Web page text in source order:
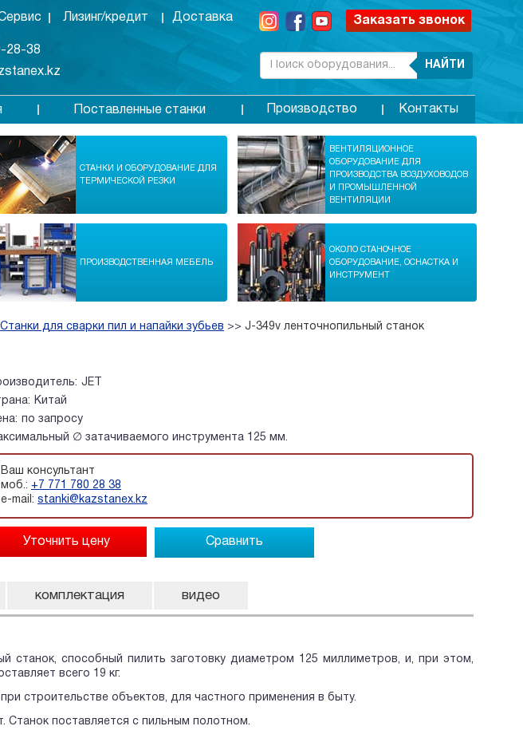
Лизинг/кредит Доставка
28-38
Заказать звонок
НАЙТИ
Поставленные станки Производство Контакты
СТАНКИ И ОБОРУДОВАНИЕ ДЛЯ
ТЕРМИЧЕСКОЙ РЕЗКИ
ВЕНТИЛЯЦИОННОЕ
ОБОРУДОВАНИЕ ДЛЯ
ПРОИЗВОДСТВА ВОЗДУХОВОДОВ
И ПРОМЫШЛЕННОЙ
ВЕНТИЛЯЦИИ
ПРОИЗВОДСТВЕННАЯ МЕБЕЛЬ
ОКОЛО СТАНОЧНОЕ
ОБОРУДОВАНИЕ, ОСНАСТКА И
ИНСТРУМЕНТ
Станки для сварки пил и напайки зубьев >> J-349v ленточнопильный станок
JET
Китай
по запросу
∅ затачиваемого инструмента 125 мм.
Ваш консультант
моб.: +7 771 780 28 38
e-mail: stanki@kazstanex.kz
Сравнить
комплектация видео
станок, способный пилить заготовку диаметром 125 миллиметров, и, при этом,
всего 19 кг.
строительстве объектов, для частного применения в быту.
Станок поставляется с пильным полотном.